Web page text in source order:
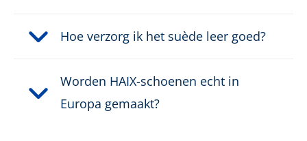
Sluiting: Klassiek vetersysteem
Waterdicht:
Waterdicht dankzij GORE-
Hoe verzorg ik het suède leer goed?
Worden HAIX-schoenen echt in
Europa gemaakt?